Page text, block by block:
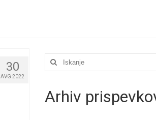
30
AVG 2022
Išči:
Arhiv